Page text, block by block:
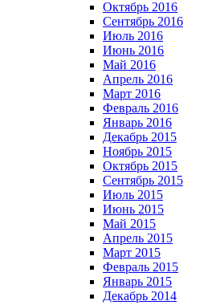
Октябрь 2016
Сентябрь 2016
Июль 2016
Июнь 2016
Май 2016
Апрель 2016
Март 2016
Февраль 2016
Январь 2016
Декабрь 2015
Ноябрь 2015
Октябрь 2015
Сентябрь 2015
Июль 2015
Июнь 2015
Май 2015
Апрель 2015
Март 2015
Февраль 2015
Январь 2015
Декабрь 2014